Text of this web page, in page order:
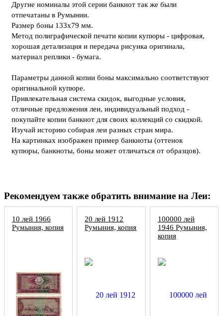
Другие номиналы этой серии банкнот так же были
отпечатаны в Румынии.
Размер боны 133х79 мм.
Метод полиграфической печати копии купюры - цифровая,
хорошая детализация и передача рисунка оригинала,
материал реплики - бумага.
Параметры данной копии боны максимально соответствуют
оригинальной купюре.
Привлекательная система скидок, выгодные условия,
отличные предложения леи, индивидуальный подход -
покупайте копии банкнот для своих коллекций со скидкой.
Изучай историю собирая леи разных стран мира.
На картинках изображен пример банкноты (оттенок
купюры, банкноты, боны может отличаться от образцов).
Рекомендуем также обратить внимание на Леи:
10 лей 1966
Румыния, копия
20 лей 1912
Румыния, копия
100000 лей
1946 Румыния,
копия